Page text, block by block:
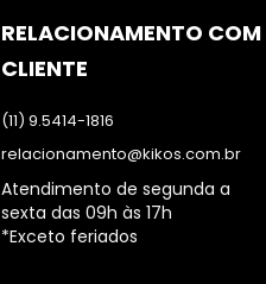
RELACIONAMENTO COM
CLIENTE
(11) 9.5414-1816
relacionamento@kikos.com.br
Atendimento de segunda a
sexta das 09h às 17h
*Exceto feriados